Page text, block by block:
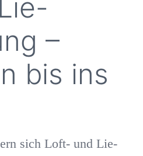
–
bis ins
sich Loft- und Lie-